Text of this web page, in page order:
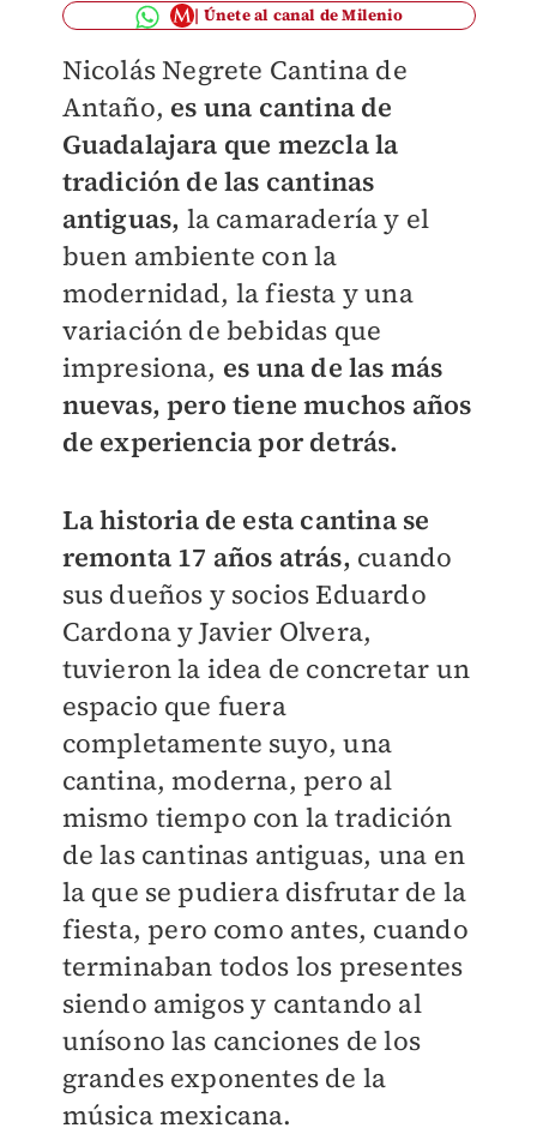
Únete al canal de Milenio
Nicolás Negrete Cantina de
Antaño, es una cantina de
Guadalajara que mezcla la
tradición de las cantinas
antiguas, la camaradería y el
buen ambiente con la
modernidad, la fiesta y una
variación de bebidas que
impresiona, es una de las más
nuevas, pero tiene muchos años
de experiencia por detrás.
La historia de esta cantina se
remonta 17 años atrás, cuando
sus dueños y socios Eduardo
Cardona y Javier Olvera,
tuvieron la idea de concretar un
espacio que fuera
completamente suyo, una
cantina, moderna, pero al
mismo tiempo con la tradición
de las cantinas antiguas, una en
la que se pudiera disfrutar de la
fiesta, pero como antes, cuando
terminaban todos los presentes
siendo amigos y cantando al
unísono las canciones de los
grandes exponentes de la
música mexicana.